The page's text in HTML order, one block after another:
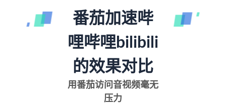
番茄加速哔
哩哔哩bilibili
的效果对比
用番茄访问音视频毫无
压力